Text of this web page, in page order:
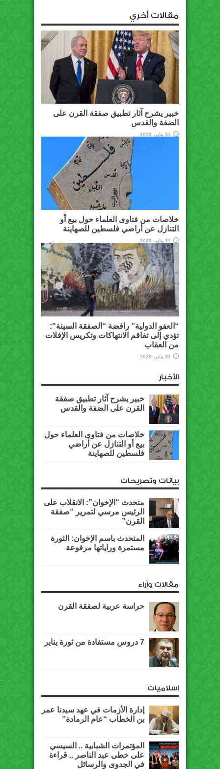
مقالات أخري
خبير يشرح آثار تطبيق صفقة القرن على
الضفة والقدس
31 يناير، 2020
خلاصات من فتاوى العلماء حول بيع أو
التنازل عن أراضي فلسطين للصهاينة
31 يناير، 2020
“العفو الدولية” رافضة “الصفقة السيئة”:
تؤدي إلى تفاقم الانتهاكات وتكريس الإفلات
من العقاب
31 يناير، 2020
الأخبار
خبير يشرح آثار تطبيق صفقة
القرن على الضفة والقدس
خلاصات من فتاوى العلماء حول
بيع أو التنازل عن أراضي
فلسطين للصهاينة
بيانات وتصريحات
متحدث “الإخوان”: الانقلاب على
الرئيس مرسي لتمرير “صفقة
القرن”
المتحدث باسم الإخوان: الثورة
مستمرة وراياتها مرفوعة
مقالات وآراء
حراسة عربية لصفقة القرن
7 دروس مستفادة من ثورة يناير
اسلاميات
إدارة الأزمات في عهد سيدنا عمر
بن الخطاب “عام الرمادة”
المؤتمرات الشبابية .. السيسي
على خطى عبد الناصر .. قراءة
في الجدوى والرسائل